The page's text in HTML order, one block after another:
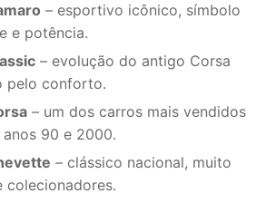
– esportivo icônico, símbolo
e potência.
– evolução do antigo Corsa
pelo conforto.
– um dos carros mais vendidos
90 e 2000.
– clássico nacional, muito
colecionadores.